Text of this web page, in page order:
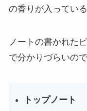
の香りが入ってい
ノートの書かれた
で分かりづらいの
トップノート